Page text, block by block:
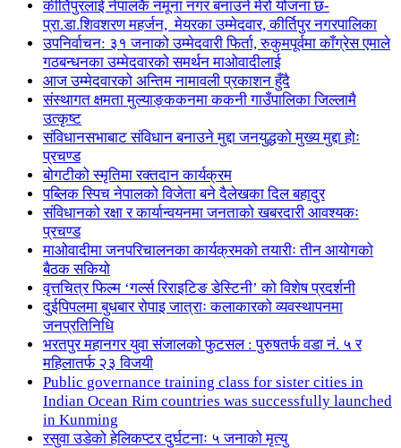
कीर्तिपुरलाई नेपालकै नमूना नगर बनाउने मेरो योजना छ-
प्रा.डा.शिवशरण महर्जन, मेयरका उम्मेदवार, कीर्तिपुर नगरपालिका
उपनिर्वाचन: ३१ जनाको उम्मेदवारी फिर्ता, रुकुमपूर्वमा काँग्रेस एमाले
गठबन्धनका उम्मेदवारको समर्थन माओवादीलाई
आज उम्मेदवारको अन्तिम नामावली प्रकाशन हुँदै
संस्थागत क्षमता मुल्याङ्ककनमा ककनी गाउँपालिका जिल्लामै
उत्कृष्ट
संविधानसभाबाट संविधान बनाउने मुद्दा जनयुद्धको मुख्य मुद्दा होः
प्रचण्ड
बोगटीको स्मृतिमा रक्तदान कार्यक्रम
पब्लिक स्पिच नेपालको विजेता बने दैलेखका दिल बहादुर
संविधानको रक्षा र कार्यान्वयनमा जनताको खबरदारी आवश्यकः
प्रचण्ड
माओवादीमा जनपरिचालनका कार्यक्रमको तयारीः तीन आयोगको
बैठक सकियो
वृत्तचित्र फिल्म ‘गर्ल्स रिराइटिङ डेस्टिनी’ को विशेष प्रदर्शनी
दुईपिपलमा बुधबार रोपाइ जात्राः कलाकारको व्यवस्थापनमा
जनप्रतिनिधि
भरतपुर महानगर युवा संजालको फुटसल : पुरुषतर्फ वडा नं. ५ र
महिलातर्फ २३ विजयी
Public governance training class for sister cities in
Indian Ocean Rim countries was successfully launched
in Kunming
रसुवा उडेको हेलिकप्टर दुर्घटनाः ५ जनाको मृत्यु